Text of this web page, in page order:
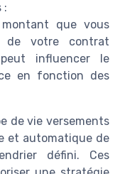
:
que vous
de votre contrat
influencer le
en fonction des
de vie versements
et automatique de
défini. Ces